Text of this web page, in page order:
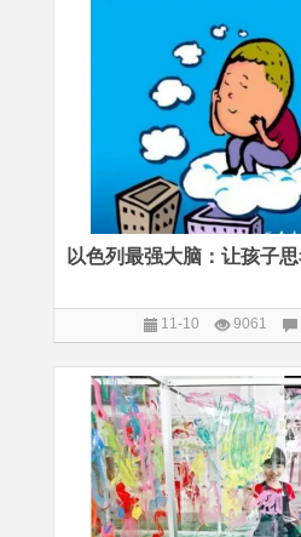
以色列最强大脑：让孩子
11-10 9061